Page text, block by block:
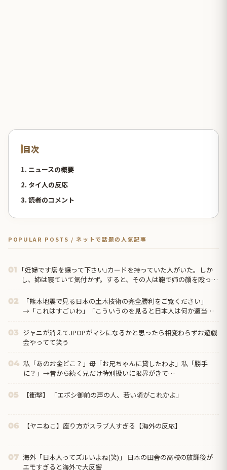
目次
1. ニュースの概要
2. タイ人の反応
3. 読者のコメント
POPULAR POSTS / ネットで話題の人気記事
01
｢妊婦です席を譲って下さい｣カードを持っていた人がいた。しか
し、姉は寝ていて気付かず。すると、その人は鞄で姉の顔を殴っ
02
「熊本地震で見る日本の土木技術の完全勝利をご覧ください」
→「これはすごいわ」「こういうのを見ると日本人は何か適当に
03 ジャニが消えてJPOPがマシになるかと思ったら相変わらずお遊戯
会やってて笑う
04 私「あのお金どこ？」母「お兄ちゃんに貸したわよ」私「勝手
に？」→昔から続く兄だけ特別扱いに限界がきて…
05 【衝撃】 「エボシ御前の声の人、若い頃がこれかよ」
06 【ヤニねこ】座り方がスラブ人すぎる【海外の反応】
07 海外「日本人ってズルいよね(笑)」 日本の田舎の高校の放課後が
エモすぎると海外で大反響